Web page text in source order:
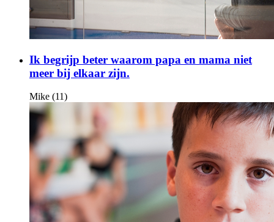
Ik begrijp beter waarom papa en mama niet
meer bij elkaar zijn.
Mike (11)